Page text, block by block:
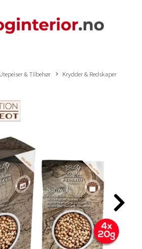
Utepeiser & Tilbehør Krydder & Redskaper